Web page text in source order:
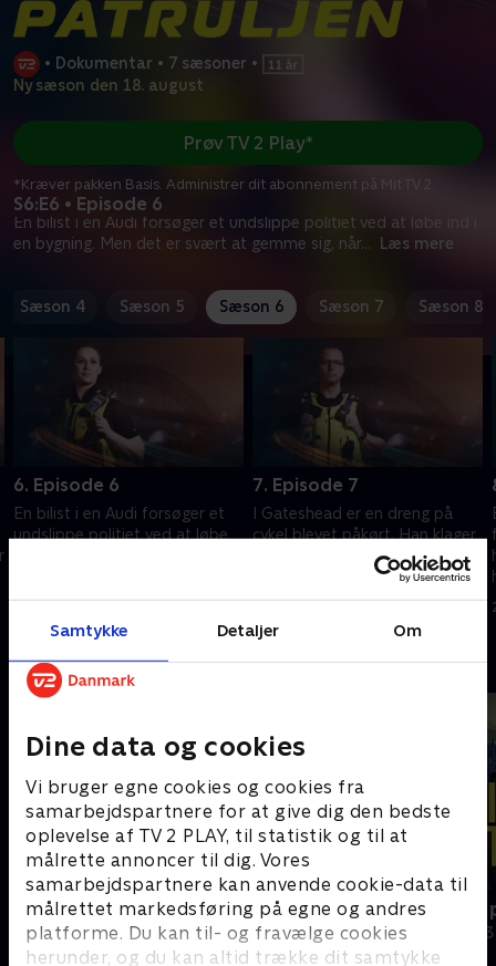
Samtykke Detaljer Om
Dine data og cookies
Vi bruger egne cookies og cookies fra
samarbejdspartnere for at give dig den bedste
oplevelse af TV 2 PLAY, til statistik og til at
målrette annoncer til dig. Vores
samarbejdspartnere kan anvende cookie-data til
målrettet markedsføring på egne og andres
platforme. Du kan til- og fravælge cookies
herunder, og du kan altid trække dit samtykke
• Dokumentar • 7 sæsoner •
Ny sæson den 18. august
S6:E6 • Episode 6
En bilist i en Audi forsøger et undslippe politiet ved at løbe ind i
en bygning. Men det er svært at gemme sig, når... Læs mere
Prøv TV 2 Play*
*Kræver pakken Basis. Administrer dit abonnement på Mit TV 2.
Sæson 4 Sæson 5 Sæson 6 Sæson 7 Sæson 8
6. Episode 6
En bilist i en Audi forsøger et
undslippe politiet ved at løbe
politiet også bruger en
7. Episode 7
I Gateshead er en dreng på
cykel blevet påkørt. Han klager
over smerter, men ambulancen
er tre timer undervejs. Og
hvem er skyld i ulykken?
Andre så også
Grænsepatruljen USA
Dokumentar • 2 sæsoner
Politiet tæt
Dokumentar •